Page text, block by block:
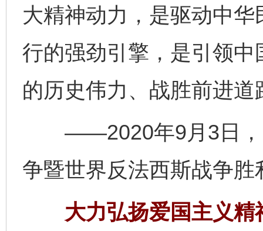
大精神动力，是驱动中
行的强劲引擎，是引领
的历史伟力、战胜前进
——2020年9月3日，
争暨世界反法西斯战争
大力弘扬爱国主义精